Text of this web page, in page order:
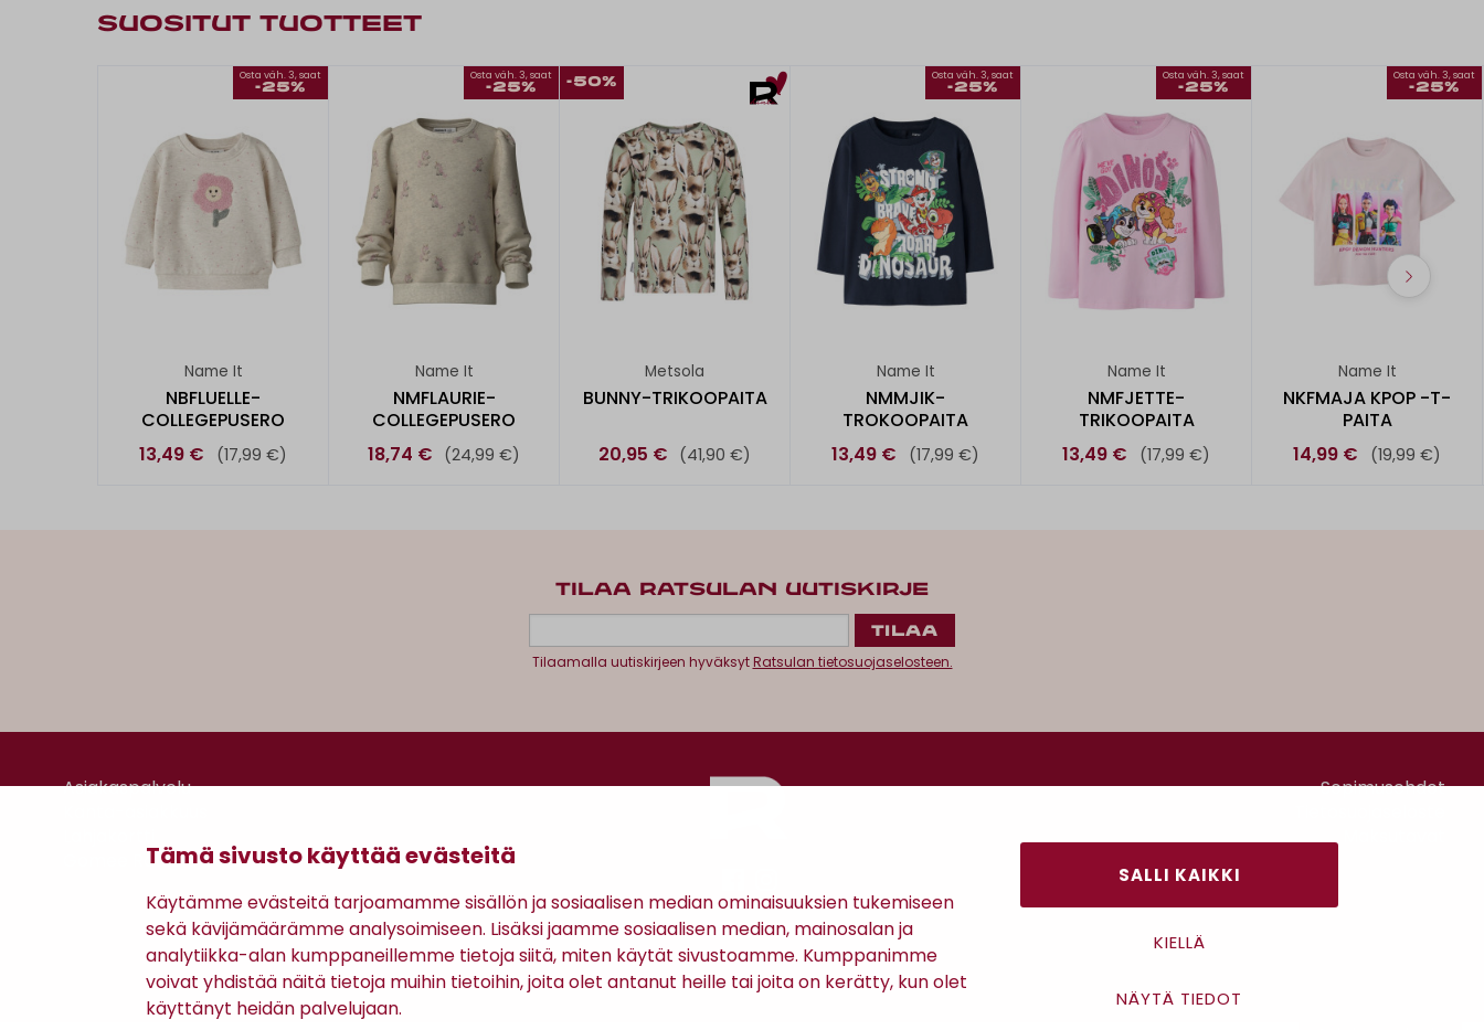
Tämä sivusto käyttää evästeitä
Käytämme evästeitä tarjoamamme sisällön ja sosiaalisen median ominaisuuksien tukemiseen
sekä kävijämäärämme analysoimiseen. Lisäksi jaamme sosiaalisen median, mainosalan ja
analytiikka-alan kumppaneillemme tietoja siitä, miten käytät sivustoamme. Kumppanimme
voivat yhdistää näitä tietoja muihin tietoihin, joita olet antanut heille tai joita on kerätty, kun olet
käyttänyt heidän palvelujaan.
SALLI KAIKKI
KIELLÄ
NÄYTÄ TIEDOT
SUOSITUT TUOTTEET
Osta väh. 3, saat
-25%
Name It
NBFLUELLE-
COLLEGEPUSERO
13,49 €
(17,99 €)
Osta väh. 3, saat
-25%
Name It
NMFLAURIE-
COLLEGEPUSERO
18,74 € (24,99 €)
-50%
Metsola
BUNNY-TRIKOOPAITA
20,95 € (41,90 €)
Osta väh. 3, saat
-25%
Name It
NMMJIK-
TROKOOPAITA
13,49 €
(17,99 €)
Osta väh. 3, saat
-25%
Name It
NMFJETTE-
TRIKOOPAITA
13,49 €
(17,99 €)
Osta väh. 3, saat
-25%
Name It
NKFMAJA KPOP -T-
PAITA
14,99 €
(19,99 €)
TILAA RATSULAN UUTISKIRJE
Tilaamalla uutiskirjeen hyväksytRatsulan tietosuojaselosteen.
Asiakaspalvelu
Gomee Ratsula Café
Antinkatu 17, 28100 Pori
Sopimusehdot